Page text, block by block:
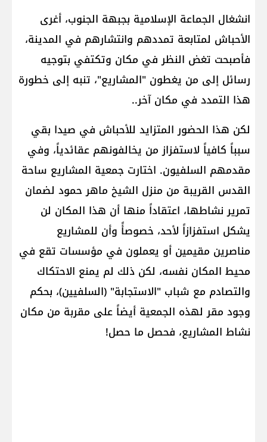
انشغال الجماعة الإسلامية بجبهة الجنوب، أغرى
الأحباش لمتابعة تمددهم وانتشارهم في المدينة،
فأصبحت تغض النظر في مكان وتكتفي بتوجيه
رسائل إلى من يغطون "المشاريع"، تنبه إلى خطورة
هذا التمدد في مكان آخر..
لكن هذا الحضور المتزايد للأحباش في صيدا بقي
سبباً كافياً لاستفزاز من يخالفونهم عقائدياً، وفي
مقدمهم السلفيون. اختارت جمعية المشاريع ساحة
القدس القريبة من منزل الشيخ ماهر حمود لضمان
تمرير نشاطها، اعتقاداً منها أن هذا المكان لن
يشكل استفزازاً لأحد، خصوصأً وأن للمشاريع
مناصرين مقيمين أو يعملون في مؤسسات تقع في
محيط المكان نفسه، لكن ذلك لم يمنع الاحتكاك
والتصادم مع شباب "الاستجابة" (السلفيين)، بحكم
وجود مقر لهذه الجمعية أيضاً على مقربة من مكان
نشاط المشاريع، فحصل ما حصل!